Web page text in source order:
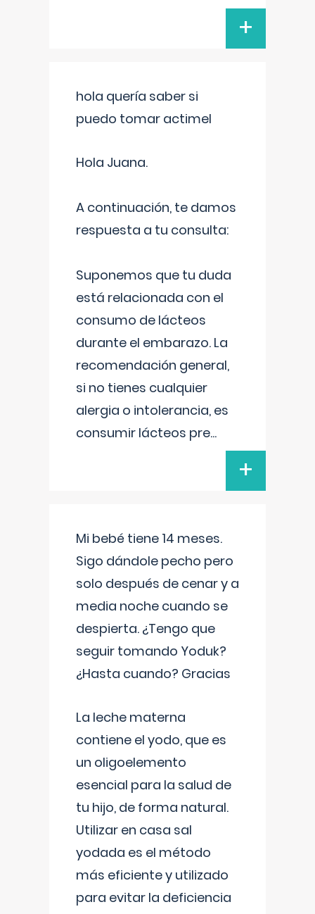
+
hola quería saber si
puedo tomar actimel
Hola Juana.
A continuación, te damos
respuesta a tu consulta:
Suponemos que tu duda
está relacionada con el
consumo de lácteos
durante el embarazo. La
recomendación general,
si no tienes cualquier
alergia o intolerancia, es
consumir lácteos pre...
+
Mi bebé tiene 14 meses.
Sigo dándole pecho pero
solo después de cenar y a
media noche cuando se
despierta. ¿Tengo que
seguir tomando Yoduk?
¿Hasta cuando? Gracias
La leche materna
contiene el yodo, que es
un oligoelemento
esencial para la salud de
tu hijo, de forma natural.
Utilizar en casa sal
yodada es el método
más eficiente y utilizado
para evitar la deficiencia